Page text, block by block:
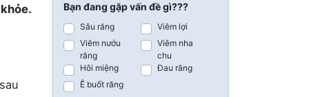
Bạn đang gặp vấn đề gì???
Sâu răng
Viêm lợi
Viêm nướu
răng
Viêm nha
chu
Hôi miệng
Đau răng
Ê buốt răng